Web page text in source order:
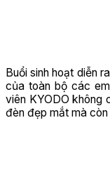
Buổi sinh hoạt diễn
của toàn bộ các
viên KYODO không
đèn đẹp mắt mà